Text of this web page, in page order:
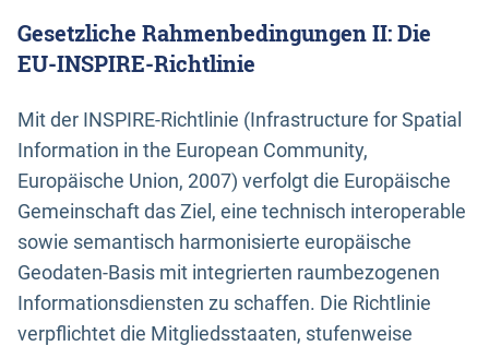
Gesetzliche Rahmenbedingungen II: Die
EU-INSPIRE-Richtlinie
Mit der INSPIRE-Richtlinie (Infrastructure for Spatial
Information in the European Community,
Europäische Union, 2007) verfolgt die Europäische
Gemeinschaft das Ziel, eine technisch interoperable
sowie semantisch harmonisierte europäische
Geodaten-Basis mit integrierten raumbezogenen
Informationsdiensten zu schaffen. Die Richtlinie
verpflichtet die Mitgliedsstaaten, stufenweise